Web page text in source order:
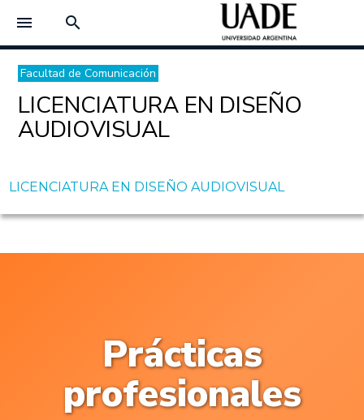
menu search
Facultad de Comunicación
LICENCIATURA EN DISEÑO
AUDIOVISUAL
LICENCIATURA EN DISEÑO AUDIOVISUAL
Prácticas
profesionales